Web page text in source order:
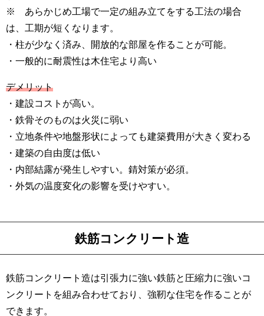
※ あらかじめ工場で一定の組み立てをする工法の場合
は、工期が短くなります。
・柱が少なく済み、開放的な部屋を作ることが可能。
・一般的に耐震性は木住宅より高い
デメリット
・建設コストが高い。
・鉄骨そのものは火災に弱い
・立地条件や地盤形状によっても建築費用が大きく変わる
・建築の自由度は低い
・内部結露が発生しやすい。錆対策が必須。
・外気の温度変化の影響を受けやすい。
鉄筋コンクリート造
鉄筋コンクリート造は引張力に強い鉄筋と圧縮力に強いコ
ンクリートを組み合わせており、強靭な住宅を作ることが
できます。